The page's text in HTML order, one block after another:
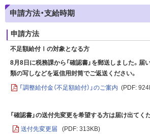
申請方法・支給時期
申請方法
不足額給付Ⅰの対象となる方
8月8日に税務課から「確認書」を郵送しました。届
類の写しなどを返信用封筒でご返送ください。
「調整給付金（不足額給付）」のご案内 (PDF:
「確認書」の送付先変更を希望する方は届け出てく
送付先変更届
(PDF: 313KB)